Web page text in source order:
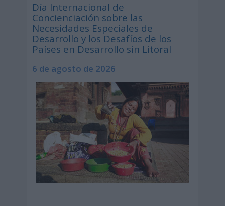
Día Internacional de
Concienciación sobre las
Necesidades Especiales de
Desarrollo y los Desafíos de los
Países en Desarrollo sin Litoral
6 de agosto de 2026